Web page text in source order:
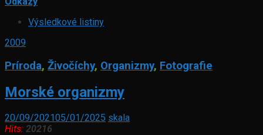
Výsledkové listiny
2009
Príroda, Živočíchy, Organizmy, Fotografie
Morské organizmy
20/09/202105/01/2025 skala
Hits: 20216